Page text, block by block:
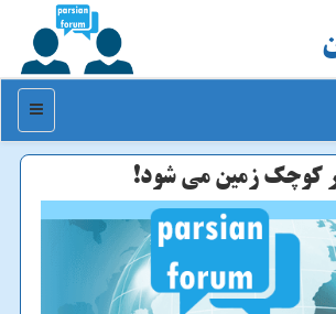
منو
كوچك زمین می شود!